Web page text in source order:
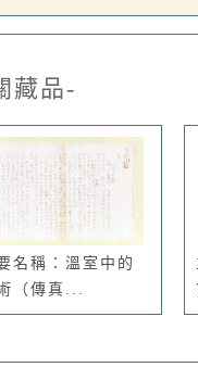
藏品-
名稱：溫室中的
（傳真...